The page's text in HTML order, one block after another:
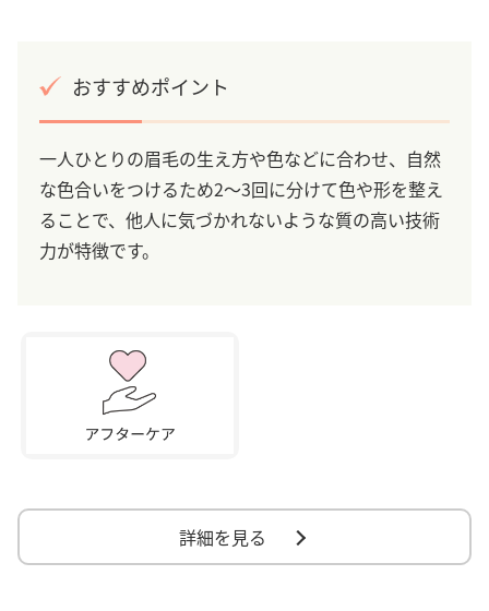
おすすめポイント
一人ひとりの眉毛の生え方や色などに合わせ、自然
な色合いをつけるため2〜3回に分けて色や形を整え
ることで、他人に気づかれないような質の高い技術
力が特徴です。
詳細を見る